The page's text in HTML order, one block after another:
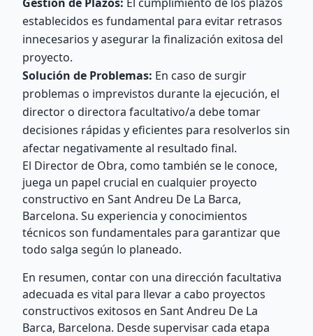
establecidos es fundamental para evitar retrasos
innecesarios y asegurar la finalización exitosa del
proyecto.
Solución de Problemas: En caso de surgir
problemas o imprevistos durante la ejecución, el
director o directora facultativo/a debe tomar
decisiones rápidas y eficientes para resolverlos sin
afectar negativamente al resultado final.
El Director de Obra, como también se le conoce,
juega un papel crucial en cualquier proyecto
constructivo en Sant Andreu De La Barca,
Barcelona. Su experiencia y conocimientos
técnicos son fundamentales para garantizar que
todo salga según lo planeado.
En resumen, contar con una dirección facultativa
adecuada es vital para llevar a cabo proyectos
constructivos exitosos en Sant Andreu De La
Barca, Barcelona. Desde supervisar cada etapa